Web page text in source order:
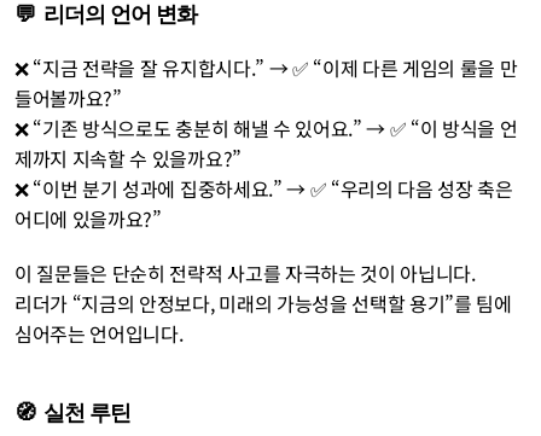
💬  리더의 언어 변화
❌ “지금 전략을 잘 유지합시다.” → ✅ “이제 다른 게임의 룰을 만
들어볼까요?”
❌ “기존 방식으로도 충분히 해낼 수 있어요.” → ✅ “이 방식을 언
제까지 지속할 수 있을까요?”
❌ “이번 분기 성과에 집중하세요.” → ✅ “우리의 다음 성장 축은
어디에 있을까요?”
이 질문들은 단순히 전략적 사고를 자극하는 것이 아닙니다.
리더가 “지금의 안정보다, 미래의 가능성을 선택할 용기”를 팀에
심어주는 언어입니다.
🧭  실천 루틴